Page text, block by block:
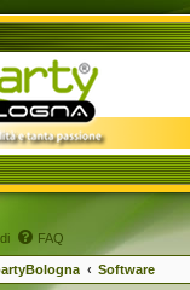
FAQ
Software